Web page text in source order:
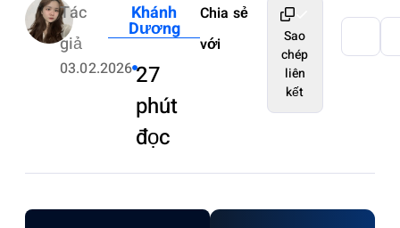
Tác
giả
Khánh
Dương
03.02.202627
phút
đọc
Chia sẻ
với
Sao
chép
liên
kết